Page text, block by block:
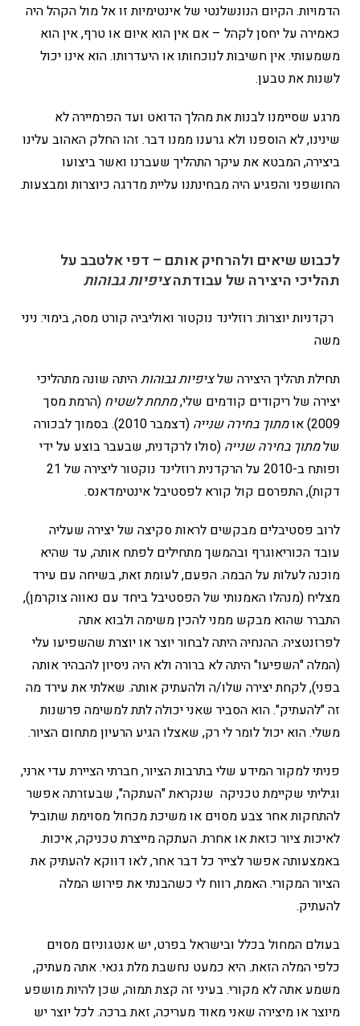
הדמויות. הקיום הנונשלנטי של אינטימיות זו אל מול הקהל היה
כאמירה על יחסן לקהל – אם אין הוא איום או טרף, אין הוא
משמעותי. אין חשיבות לנוכחותו או היעדרותו. הוא אינו יכול
לשנות את טבען.
מרגע שסיימנו לבנות את מהלך הדואט ועד הפרמיירה לא
שינינו, לא הוספנו ולא גרענו ממנו דבר. זהו החלק האהוב עלינו
ביצירה, המבטא את עיקר התהליך שעברנו ואשר ביצועו
החושפני והפגיע היה מבחינתנו עליית מדרגה כיוצרות ומבצעות.
לכבוש שיאים ולהרחיק אותם – דפי אלטבב על
תהליכי היצירה של עבודתהציפיות גבוהות
רקדניות יוצרות: רוזלינד נוקטור ואוליביה קורט מסה, בימוי: ניני
משה
תחילת תהליך היצירה שלציפיות גבוהותהיתה שונה מתהליכי
יצירה של ריקודים קודמים שלי,מתחת לשטיח (הרמת מסך
2009) או
מתוך בחירה שנייה
(דצמבר 2010). בסמוך לבכורה
שלמתוך בחירה שנייה (סולו לרקדנית, שבעבר בוצע על ידי
ופותח ב-2010 על הרקדנית רוזלינד נוקטור ליצירה של 21
דקות), התפרסם קול קורא לפסטיבל אינטימדאנס.
לרוב פסטיבלים מבקשים לראות סקיצה של יצירה שעליה
עובד הכוריאוגרף ובהמשך מתחילים לפתח אותה, עד שהיא
מוכנה לעלות על הבמה. הפעם, לעומת זאת, בשיחה עם עירד
מצליח (מנהלו האמנותי של הפסטיבל ביחד עם נאווה צוקרמן),
התברר שהוא מבקש ממני להכין משימה ולבוא אתה
לפרזנטציה. ההנחיה היתה לבחור יוצר או יוצרת שהשפיעו עלי
(המלה "השפיעו" היתה לא ברורה ולא היה ניסיון להבהיר אותה
בפני), לקחת יצירה שלו/ה ולהעתיק אותה. שאלתי את עירד מה
זה "להעתיק". הוא הסביר שאני יכולה לתת למשימה פרשנות
משלי. הוא יכול לומר לי רק, שאצלו הגיע הרעיון מתחום הציור.
פניתי למקור המידע שלי בתרבות הציור, חברתי הציירת עדי ארני,
וגיליתי שקיימת טכניקה שנקראת "העתקה", שבעזרתה אפשר
להתחקות אחר צבע מסוים או משיכת מכחול מסוימת שתוביל
לאיכות ציור כזאת או אחרת. העתקה מייצרת טכניקה, איכות.
באמצעותה אפשר לצייר כל דבר אחר, לאו דווקא להעתיק את
הציור המקורי. האמת, רווח לי כשהבנתי את פירוש המלה
להעתיק.
בעולם המחול בכלל ובישראל בפרט, יש אנטגוניזם מסוים
כלפי המלה הזאת. היא כמעט נחשבת מלת גנאי. אתה מעתיק,
משמע אתה לא מקורי. בעיני זה קצת תמוה, שכן להיות מושפע
מיוצר או מיצירה שאני מאוד מעריכה, זאת ברכה. לכל יוצר יש